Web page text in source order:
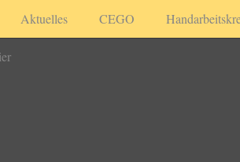
Aktuelles CEGO